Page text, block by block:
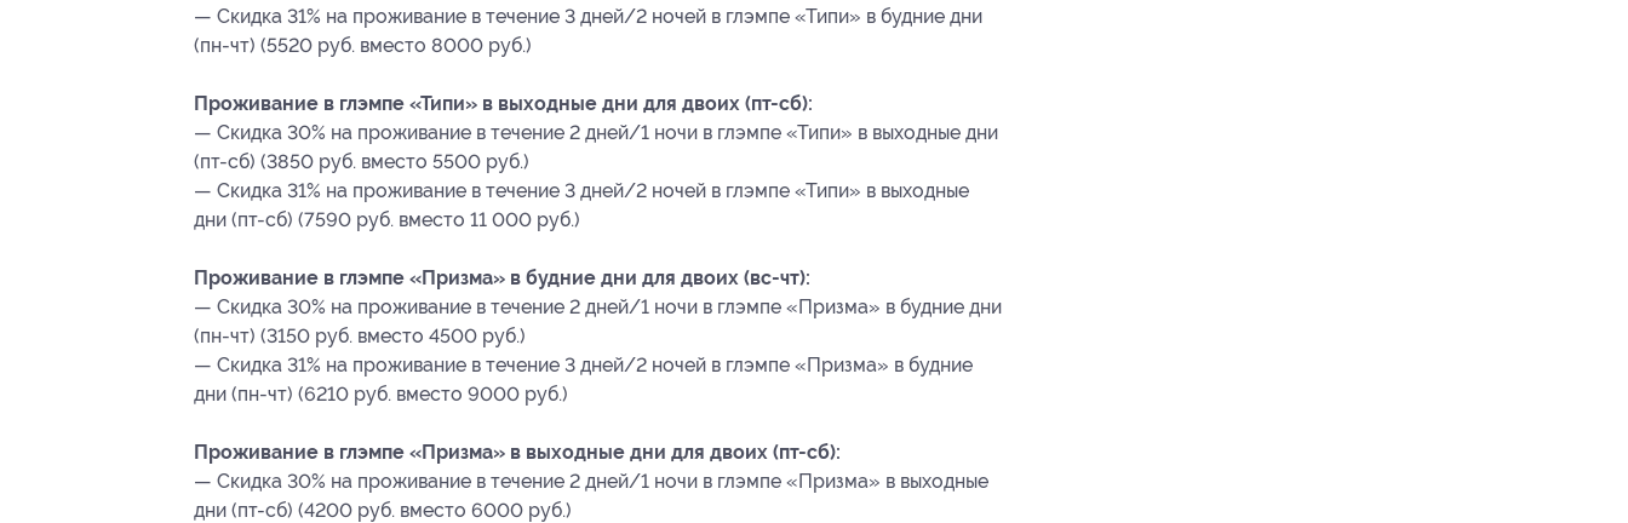
— Скидка 31% на проживание в течение 3 дней/2 ночей в глэмпе «Типи» в будние дни
(пн-чт) (5520 руб. вместо 8000 руб.)
Проживание в глэмпе «Типи» в выходные дни для двоих (пт-сб):
— Скидка 30% на проживание в течение 2 дней/1 ночи в глэмпе «Типи» в выходные дни
(пт-сб) (3850 руб. вместо 5500 руб.)
— Скидка 31% на проживание в течение 3 дней/2 ночей в глэмпе «Типи» в выходные
дни (пт-сб) (7590 руб. вместо 11 000 руб.)
Проживание в глэмпе «Призма» в будние дни для двоих (вс-чт):
— Скидка 30% на проживание в течение 2 дней/1 ночи в глэмпе «Призма» в будние дни
(пн-чт) (3150 руб. вместо 4500 руб.)
— Скидка 31% на проживание в течение 3 дней/2 ночей в глэмпе «Призма» в будние
дни (пн-чт) (6210 руб. вместо 9000 руб.)
Проживание в глэмпе «Призма» в выходные дни для двоих (пт-сб):
— Скидка 30% на проживание в течение 2 дней/1 ночи в глэмпе «Призма» в выходные
дни (пт-сб) (4200 руб. вместо 6000 руб.)